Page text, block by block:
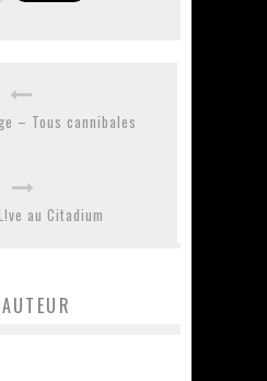
– Tous cannibales
au Citadium